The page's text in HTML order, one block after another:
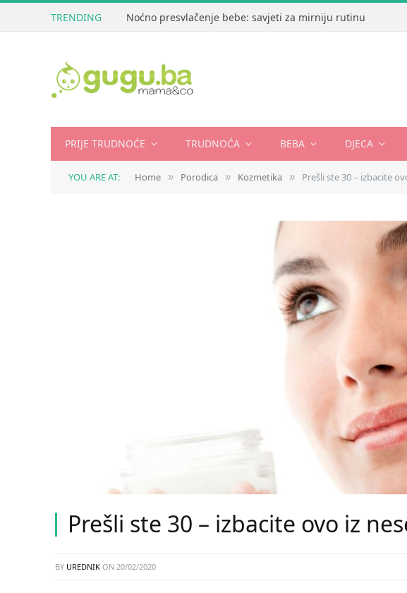
TRENDING Noćno presvlačenje bebe: savjeti za mirniju rutinu
PRIJE TRUDNOĆE TRUDNOĆA BEBA DJECA
YOU ARE AT: Home » Porodica » Kozmetika » Prešli ste 30 – izbacite
Prešli ste 30 – izbacite ovo iz
BY UREDNIK ON 20/02/2020